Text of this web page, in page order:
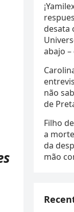
desata
abajo –
não
de
Filho
a
da
mão